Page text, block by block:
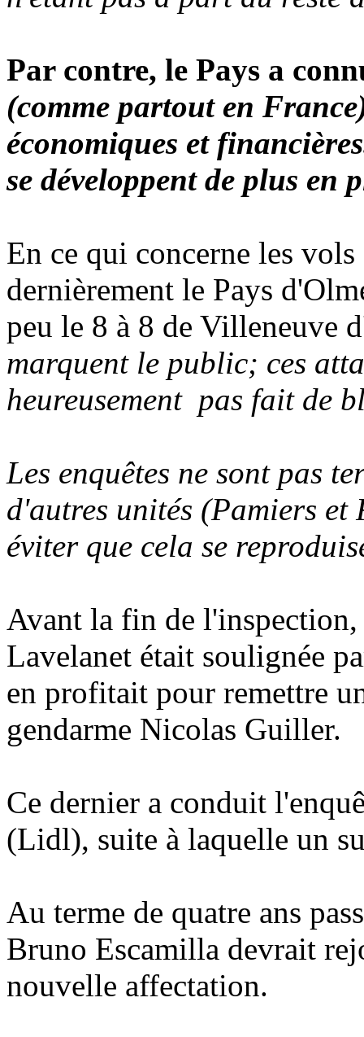
Par contre, le Pays a
(comme partout en
économiques et
se développent de plus en
En ce qui concerne les
dernièrement le Pays
peu le 8 à 8 de Villeneuve
marquent le public; ces
heureusement pas fait de
Les enquêtes ne sont pas
d'autres unités (Pamiers
éviter que cela se
Avant la fin de
Lavelanet était soulignée
en profitait pour remettre
gendarme Nicolas Guiller.
Ce dernier a conduit
(Lidl), suite à laquelle un
Au terme de quatre ans
Bruno Escamilla devrait
nouvelle affectation.